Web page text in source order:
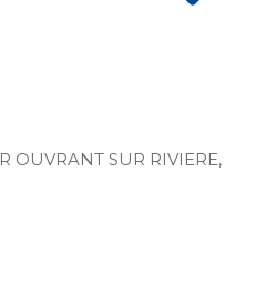
OUVRANT SUR RIVIERE,